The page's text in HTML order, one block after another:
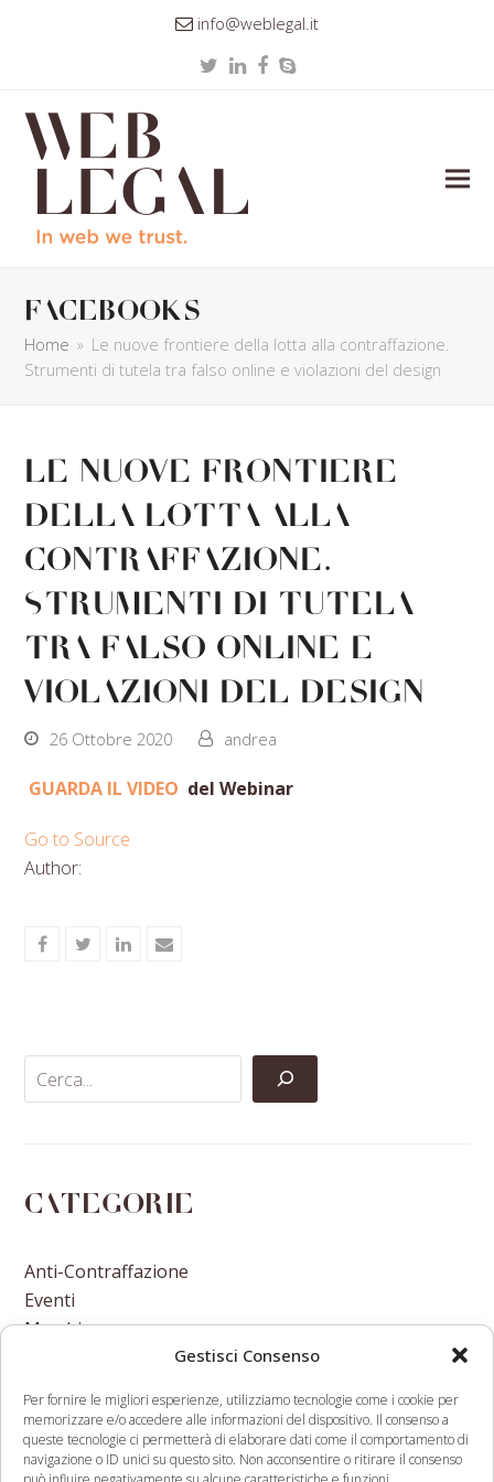
Gestisci Consenso
Per fornire le migliori esperienze, utilizziamo tecnologie come i cookie per
memorizzare e/o accedere alle informazioni del dispositivo. Il consenso a
queste tecnologie ci permetterà di elaborare dati come il comportamento di
navigazione o ID unici su questo sito. Non acconsentire o ritirare il consenso
info@weblegal.it
TwitterLinkedIn
Facebook
Skype
facebooks
Home » Le nuove frontiere della lotta alla contraffazione.
Strumenti di tutela tra falso online e violazioni del design
Le nuove frontiere
della lotta alla
contraffazione.
Strumenti di tutela
tra falso online e
violazioni del design
26 Ottobre 2020 andrea
GUARDA IL VIDEO del Webinar
Go to Source
Author:
ShareShareShareShare
Categorie
Anti-Contraffazione
Eventi
Marchi